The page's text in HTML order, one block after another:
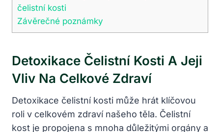
čelistní kosti
Závěrečné poznámky
Detoxikace Čelistní Kosti A Jeji
Vliv Na Celkové Zdraví
Detoxikace čelistní kosti může hrát klíčovou
roli v celkovém zdraví našeho těla. Čelistní
kost je propojena s mnoha důležitými orgány a